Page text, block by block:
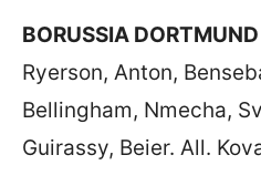
BORUSSIA
Ryerson, Anton,
Bellingham, Nmecha,
Guirassy, Beier. All.